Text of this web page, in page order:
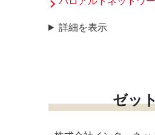
詳細を表示
ゼッ